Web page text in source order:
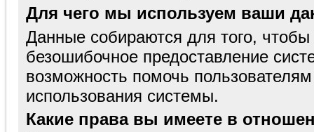
Для чего мы используем ваши
Данные собираются для того, чтобы
безошибочное предоставление
возможность помочь
использования системы.
Какие права вы имеете в